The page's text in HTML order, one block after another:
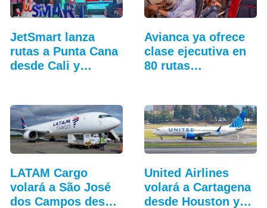
JetSmart lanza
rutas a Punta Cana
desde Cali y
Avianca ya ofrece
clase ejecutiva en
80 rutas…
LATAM Cargo
volará a São José
dos Campos desde
United Airlines
volará a Cartagena
desde Houston y…